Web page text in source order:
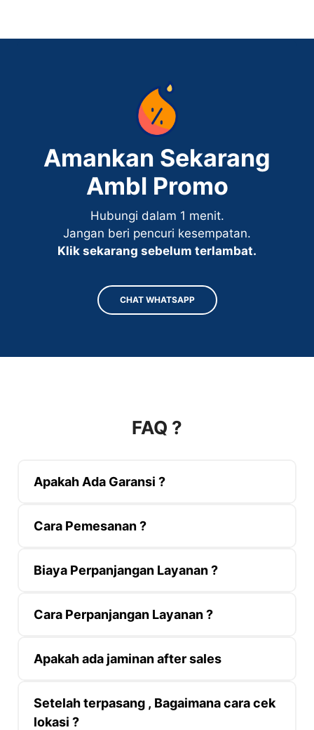
Amankan Sekarang
Ambl Promo
Hubungi dalam 1 menit.
Jangan beri pencuri kesempatan.
Klik sekarang sebelum terlambat.
CHAT WHATSAPP
FAQ ?
Apakah Ada Garansi ?
Cara Pemesanan ?
Biaya Perpanjangan Layanan ?
Cara Perpanjangan Layanan ?
Apakah ada jaminan after sales
Setelah terpasang , Bagaimana cara cek
lokasi ?